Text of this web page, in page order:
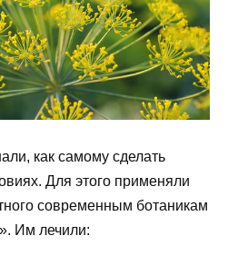
как самому сделать
Для этого применяли
современным ботаникам
Им лечили: